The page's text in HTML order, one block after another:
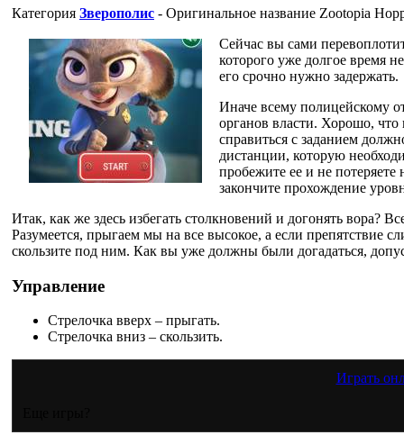
Категория Зверополис - Оригинальное название Zootopia
Сейчас вы сами
которого уже долгое время
его срочно нужно задержать.
Иначе всему полицейскому
органов власти. Хорошо, что
справиться с заданием
дистанции, которую
пробежите ее и не
закончите прохождение
Итак, как же здесь избегать столкновений и догонять вора?
Разумеется, прыгаем мы на все высокое, а если препятствие
скользите под ним. Как вы уже должны были догадаться,
Управление
Стрелочка вверх – прыгать.
Стрелочка вниз – скользить.
Играть